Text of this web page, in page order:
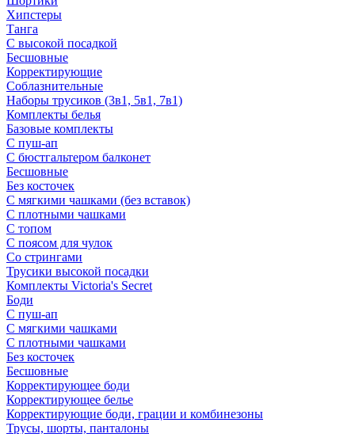
Хипстеры
Танга
С высокой посадкой
Бесшовные
Корректирующие
Соблазнительные
Наборы трусиков (3в1, 5в1, 7в1)
Комплекты белья
Базовые комплекты
С пуш-ап
С бюстгальтером балконет
Бесшовные
Без косточек
С мягкими чашками (без вставок)
С плотными чашками
С топом
С поясом для чулок
Со стрингами
Трусики высокой посадки
Комплекты Victoria's Secret
Боди
С пуш-ап
С мягкими чашками
С плотными чашками
Без косточек
Бесшовные
Корректирующее боди
Корректирующее белье
Корректирующие боди, грации и комбинезоны
Трусы, шорты, панталоны